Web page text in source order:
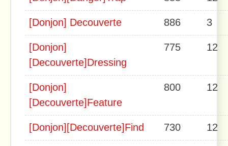
[Donjon] Decouverte 886 3
[Donjon]
[Decouverte]Dressing
775 12
[Donjon]
[Decouverte]Feature
800 12
[Donjon][Decouverte]Find 730 12